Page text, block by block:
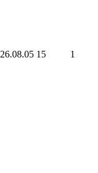
26.08.05 15 1